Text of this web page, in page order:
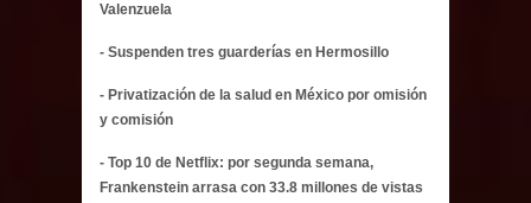
Valenzuela
- Suspenden tres guarderías en Hermosillo
- Privatización de la salud en México por omisión
y comisión
- Top 10 de Netflix: por segunda semana,
Frankenstein arrasa con 33.8 millones de vistas